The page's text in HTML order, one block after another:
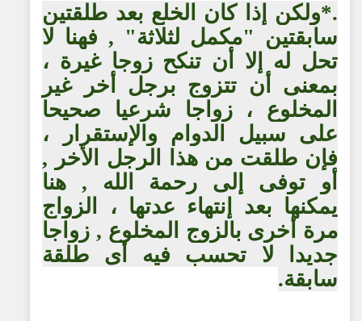
.*ولكن إذا كان الخلع بعد طلقتين
سابقتين "مكمل لثلاثة" , فهنا لا
تحل له إلا أن تنكح زوجا غيرة ،
بمعنى أن تتزوج برجل أخر غير
المخلوع ، زواجا شرعيا صحيحا
على سبيل الدوام والإستقرار ،
فإن طلقت من هذا الرجل الأخر ,
أو توفى إلى رحمة الله , هنا
يمكنها بعد إنتهاء عدتها ، الزواج
مرة أخرى بالزوج المخلوع , زواجا
جديدا لا تحسب فيه أى طلقة
سابقة.